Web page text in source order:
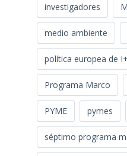
investigadores
medio ambiente
política europea de
Programa Marco
PYME pymes
séptimo programa